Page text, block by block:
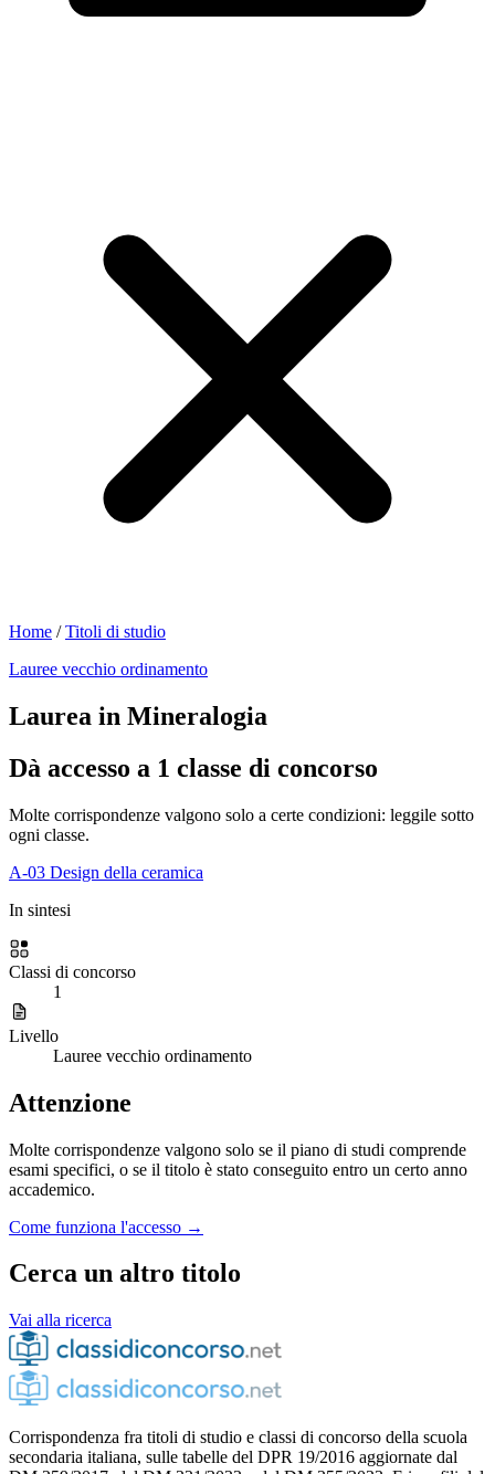
Home /Titoli di studio
Lauree vecchio ordinamento
Laurea in Mineralogia
Dà accesso a 1 classe di concorso
Molte corrispondenze valgono solo a certe condizioni: leggile sotto
ogni classe.
A-03 Design della ceramica
In sintesi
Classi di concorso
1
Livello
Lauree vecchio ordinamento
Attenzione
Molte corrispondenze valgono solo se il piano di studi comprende
esami specifici, o se il titolo è stato conseguito entro un certo anno
accademico.
Come funziona l'accesso →
Cerca un altro titolo
Vai alla ricerca
Corrispondenza fra titoli di studio e classi di concorso della scuola
secondaria italiana, sulle tabelle del DPR 19/2016 aggiornate dal